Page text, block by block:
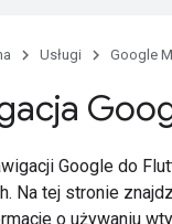
Usługi Google
Google do
Na tej stronie
o używaniu